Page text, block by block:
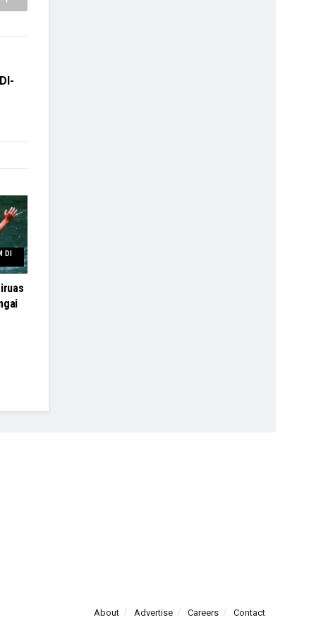
DI
About Advertise Careers Contact